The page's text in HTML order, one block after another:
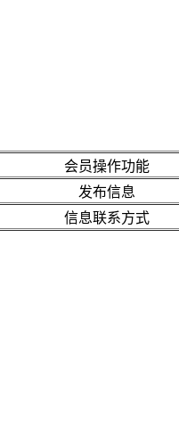
会员操作功能
发布信息
信息联系方式